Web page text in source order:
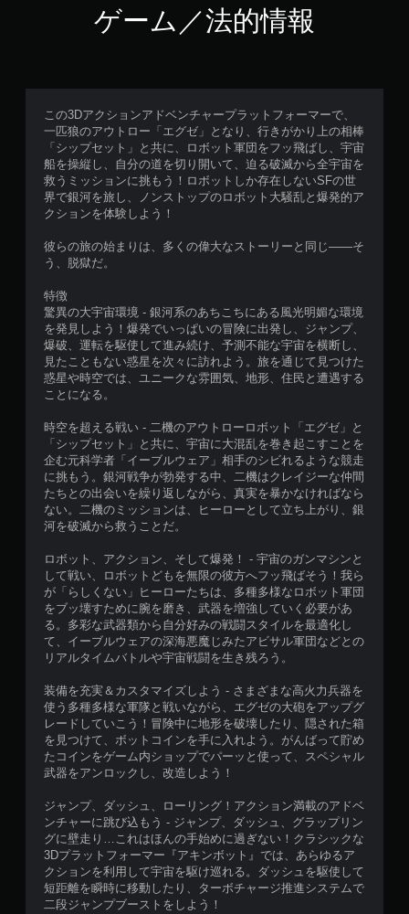
ゲーム／法的情報
この3Dアクションアドベンチャープラットフォーマーで、
一匹狼のアウトロー「エグゼ」となり、行きがかり上の相棒
「シップセット」と共に、ロボット軍団をフッ飛ばし、宇宙
船を操縦し、自分の道を切り開いて、迫る破滅から全宇宙を
救うミッションに挑もう！ロボットしか存在しないSFの世
界で銀河を旅し、ノンストップのロボット大騒乱と爆発的ア
クションを体験しよう！
彼らの旅の始まりは、多くの偉大なストーリーと同じ――そ
う、脱獄だ。
特徴
驚異の大宇宙環境 - 銀河系のあちこちにある風光明媚な環境
を発見しよう！爆発でいっぱいの冒険に出発し、ジャンプ、
爆破、運転を駆使して進み続け、予測不能な宇宙を横断し、
見たこともない惑星を次々に訪れよう。旅を通じて見つけた
惑星や時空では、ユニークな雰囲気、地形、住民と遭遇する
ことになる。
時空を超える戦い - 二機のアウトローロボット「エグゼ」と
「シップセット」と共に、宇宙に大混乱を巻き起こすことを
企む元科学者「イーブルウェア」相手のシビれるような競走
に挑もう。銀河戦争が勃発する中、二機はクレイジーな仲間
たちとの出会いを繰り返しながら、真実を暴かなければなら
ない。二機のミッションは、ヒーローとして立ち上がり、銀
河を破滅から救うことだ。
ロボット、アクション、そして爆発！ - 宇宙のガンマシンと
して戦い、ロボットどもを無限の彼方へフッ飛ばそう！我ら
が「らしくない」ヒーローたちは、多種多様なロボット軍団
をブッ壊すために腕を磨き、武器を増強していく必要があ
る。多彩な武器類から自分好みの戦闘スタイルを最適化し
て、イーブルウェアの深海悪魔じみたアビサル軍団などとの
リアルタイムバトルや宇宙戦闘を生き残ろう。
装備を充実＆カスタマイズしよう - さまざまな高火力兵器を
使う多種多様な軍隊と戦いながら、エグゼの大砲をアップグ
レードしていこう！冒険中に地形を破壊したり、隠された箱
を見つけて、ボットコインを手に入れよう。がんばって貯め
たコインをゲーム内ショップでパーッと使って、スペシャル
武器をアンロックし、改造しよう！
ジャンプ、ダッシュ、ローリング！アクション満載のアドベ
ンチャーに跳び込もう - ジャンプ、ダッシュ、グラップリン
グに壁走り…これはほんの手始めに過ぎない！クラシックな
3Dプラットフォーマー『アキンボット』では、あらゆるア
クションを利用して宇宙を駆け巡れる。ダッシュを駆使して
短距離を瞬時に移動したり、ターボチャージ推進システムで
二段ジャンプブーストをしよう！